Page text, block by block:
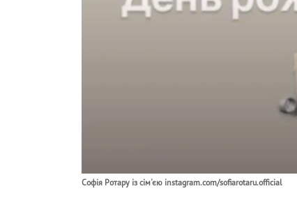
Софія Ротару із сім'єю instagram.com/sofiarotaru.official